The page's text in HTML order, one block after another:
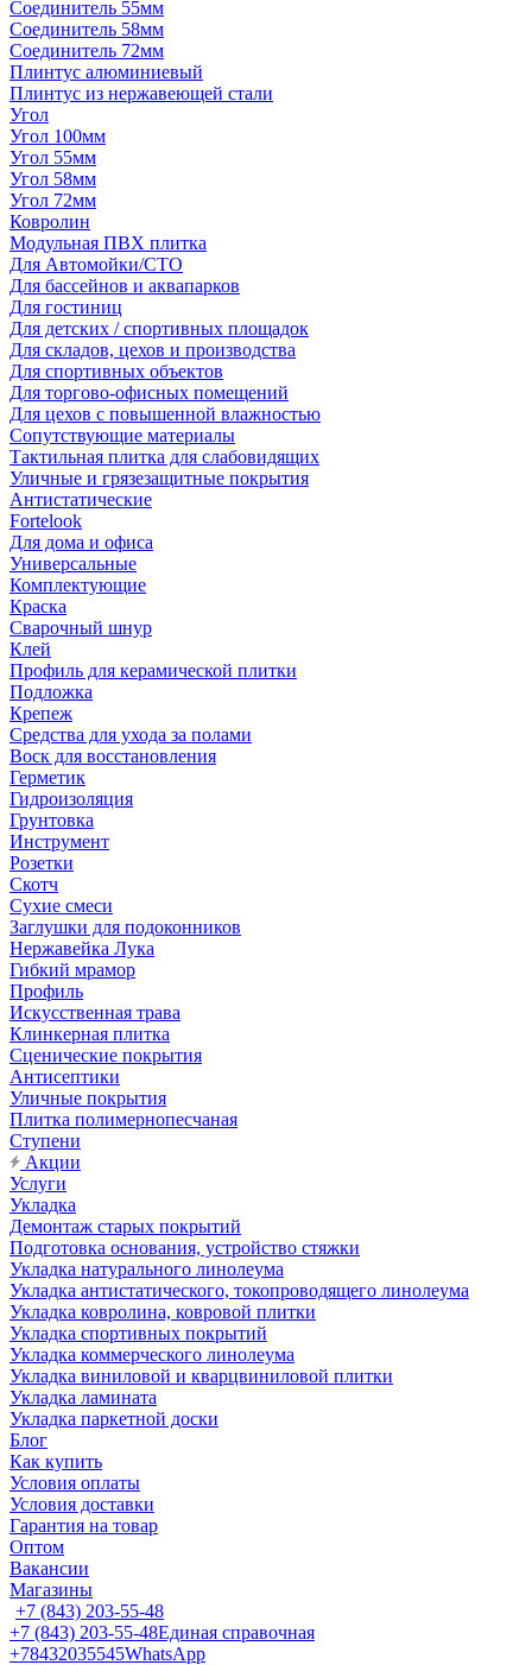
Соединитель 55мм
Соединитель 58мм
Соединитель 72мм
Плинтус алюминиевый
Плинтус из нержавеющей стали
Угол
Угол 100мм
Угол 55мм
Угол 58мм
Угол 72мм
Ковролин
Модульная ПВХ плитка
Для Автомойки/СТО
Для бассейнов и аквапарков
Для гостиниц
Для детских / спортивных площадок
Для складов, цехов и производства
Для спортивных объектов
Для торгово-офисных помещений
Для цехов с повышенной влажностью
Сопутствующие материалы
Тактильная плитка для слабовидящих
Уличные и грязезащитные покрытия
Антистатические
Fortelook
Для дома и офиса
Универсальные
Комплектующие
Краска
Сварочный шнур
Клей
Профиль для керамической плитки
Подложка
Крепеж
Средства для ухода за полами
Воск для восстановления
Герметик
Гидроизоляция
Грунтовка
Инструмент
Розетки
Скотч
Сухие смеси
Заглушки для подоконников
Нержавейка Лука
Гибкий мрамор
Профиль
Искусственная трава
Клинкерная плитка
Сценические покрытия
Антисептики
Уличные покрытия
Плитка полимернопесчаная
Ступени
Акции
Услуги
Укладка
Демонтаж старых покрытий
Подготовка основания, устройство стяжки
Укладка натурального линолеума
Укладка антистатического, токопроводящего линолеума
Укладка ковролина, ковровой плитки
Укладка спортивных покрытий
Укладка коммерческого линолеума
Укладка виниловой и кварцвиниловой плитки
Укладка ламината
Укладка паркетной доски
Блог
Как купить
Условия оплаты
Условия доставки
Гарантия на товар
Оптом
Вакансии
Магазины
+7 (843) 203-55-48
+7 (843) 203-55-48Единая справочная
+78432035545WhatsApp